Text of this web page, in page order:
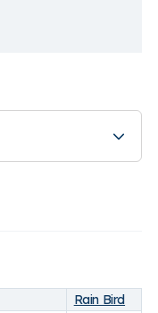
Rain Bird